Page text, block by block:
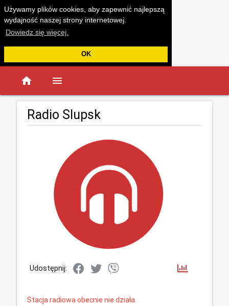
Używamy plików cookies, aby zapewnić najlepszą
wydajność naszej strony internetowej.
Dowiedz się więcej.
OK
home menu
Radio Slupsk
Udostępnij:
Stacja radiowa obecnie nie działa.